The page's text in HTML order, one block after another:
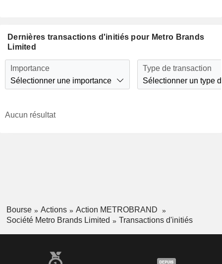
Dernières transactions d'initiés pour Metro Brands
Limited
Importance
Sélectionner une importance
Type de transaction
Sélectionner un type
Aucun résultat
Bourse Actions
Action METROBRAND
Société Metro Brands Limited
Transactions d'initiés